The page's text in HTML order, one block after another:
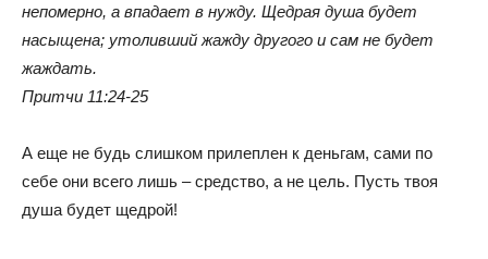
непомерно, а впадает в нужду. Щедрая душа будет
насыщена; утоливший жажду другого и сам не будет
жаждать.
Притчи 11:24-25
А еще не будь слишком прилеплен к деньгам, сами по
себе они всего лишь – средство, а не цель. Пусть твоя
душа будет щедрой!